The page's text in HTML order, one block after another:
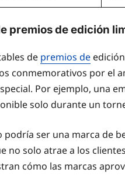
premios de edición
de premios de
conmemorativos por el
Por ejemplo, una
solo durante un
podría ser una marca de
no solo atrae a los
cómo las marcas